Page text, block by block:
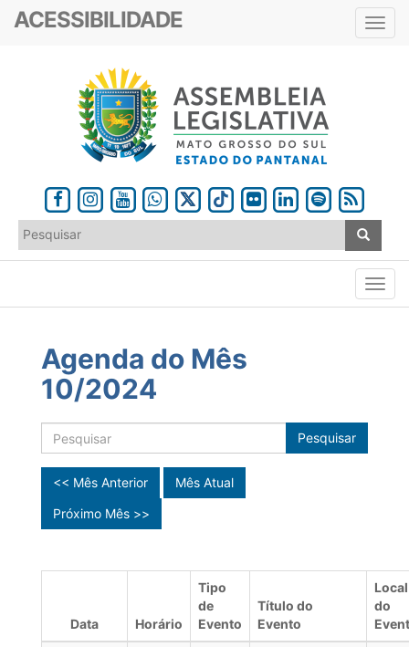
ACESSIBILIDADE
Agenda do Mês
10/2024
Pesquisar
<< Mês Anterior
Mês Atual
Próximo Mês >>
Data Horário
Tipo
de
Evento
Título do
Evento
Local
do